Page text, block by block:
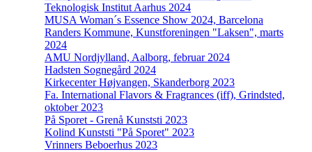
Teknologisk Institut Aarhus 2024
MUSA Woman´s Essence Show 2024, Barcelona
Randers Kommune, Kunstforeningen "Laksen", marts
2024
AMU Nordjylland, Aalborg, februar 2024
Hadsten Sognegård 2024
Kirkecenter Højvangen, Skanderborg 2023
Fa. International Flavors & Fragrances (iff), Grindsted,
oktober 2023
På Sporet - Grenå Kunststi 2023
Kolind Kunststi "På Sporet" 2023
Vrinners Beboerhus 2023